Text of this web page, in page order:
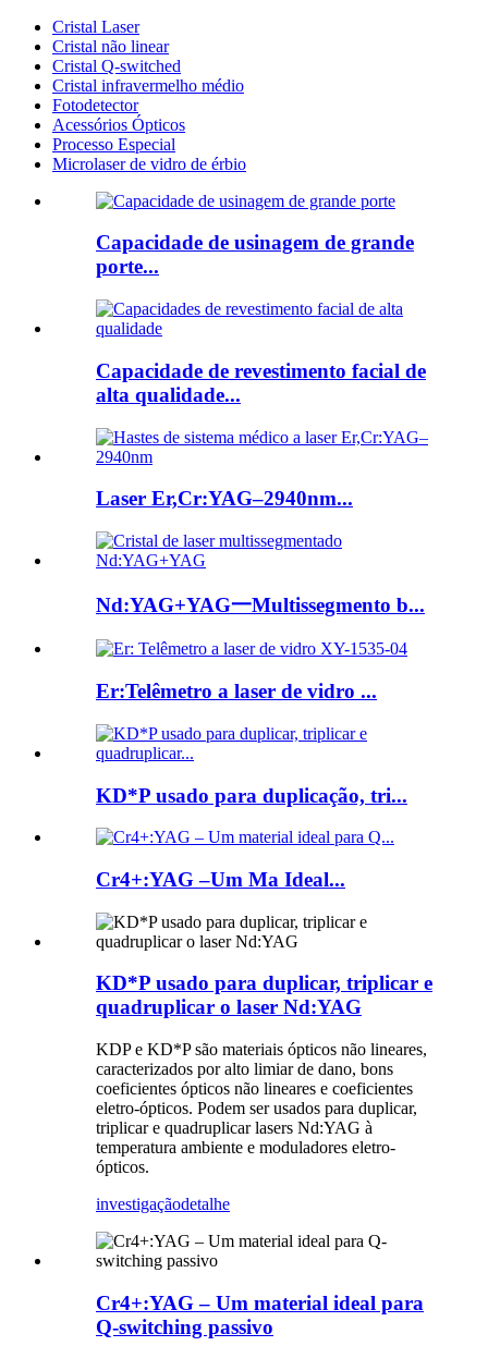
Cristal Laser
Cristal não linear
Cristal Q-switched
Cristal infravermelho médio
Fotodetector
Acessórios Ópticos
Processo Especial
Microlaser de vidro de érbio
Capacidade de usinagem de grande
porte...
Capacidade de revestimento facial de
alta qualidade...
Laser Er,Cr:YAG–2940nm...
Nd:YAG+YAG一Multissegmento b...
Er:Telêmetro a laser de vidro ...
KD*P usado para duplicação, tri...
Cr4+:YAG –Um Ma Ideal...
KD*P usado para duplicar, triplicar e
quadruplicar o laser Nd:YAG
KDP e KD*P são materiais ópticos não lineares,
caracterizados por alto limiar de dano, bons
coeficientes ópticos não lineares e coeficientes
eletro-ópticos. Podem ser usados para duplicar,
triplicar e quadruplicar lasers Nd:YAG à
temperatura ambiente e moduladores eletro-
ópticos.
investigaçãodetalhe
Cr4+:YAG – Um material ideal para
Q-switching passivo